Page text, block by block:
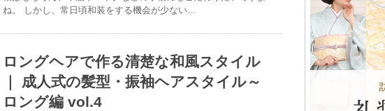
ね。 しかし、常日頃和装をする機会が少ない…
ロングヘアで作る清楚な和風スタイル
｜ 成人式の髪型・振袖ヘアスタイル～
ロング編 vol.4